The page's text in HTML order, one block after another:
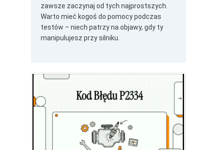
zawsze zaczynaj od tych najprostszych.
Warto mieć kogoś do pomocy podczas
testów – niech patrzy na objawy, gdy ty
manipulujesz przy silniku.